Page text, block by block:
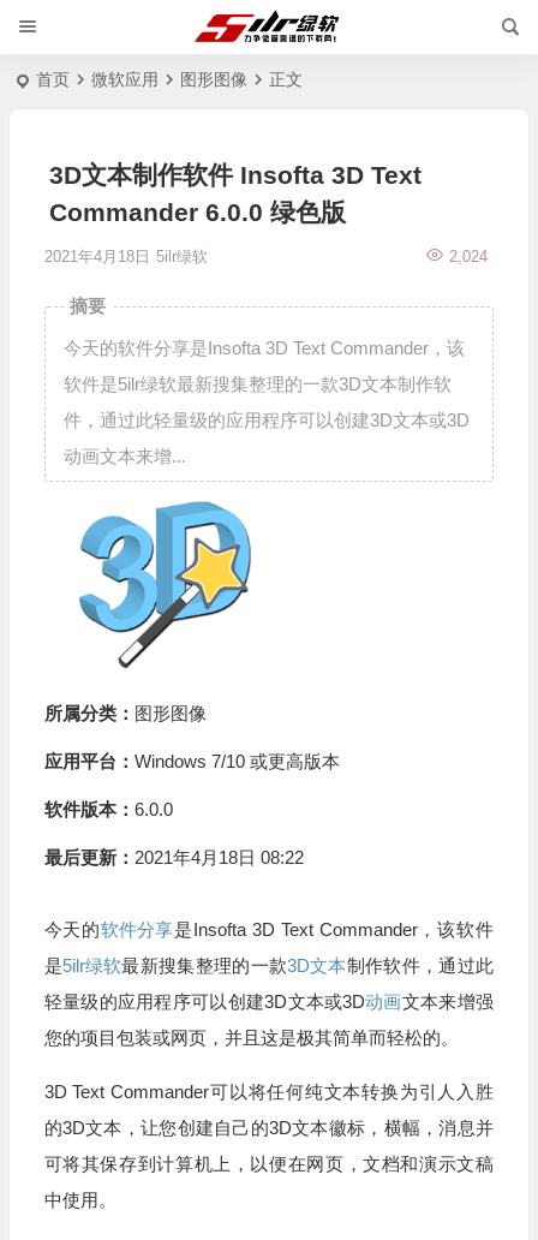
首页 微软应用 图形图像 正文
3D文本制作软件 Insofta 3D Text
Commander 6.0.0 绿色版
2021年4月18日 5ilr绿软 2,024
摘要
今天的软件分享是Insofta 3D Text Commander，该
软件是5ilr绿软最新搜集整理的一款3D文本制作软
件，通过此轻量级的应用程序可以创建3D文本或3D
动画文本来增...
所属分类： 图形图像
应用平台： Windows 7/10 或更高版本
软件版本： 6.0.0
最后更新： 2021年4月18日 08:22
今天的软件分享是Insofta 3D Text Commander，该软件
是5ilr绿软最新搜集整理的一款3D文本制作软件，通过此
轻量级的应用程序可以创建3D文本或3D动画文本来增强
您的项目包装或网页，并且这是极其简单而轻松的。
3D Text Commander可以将任何纯文本转换为引人入胜
的3D文本，让您创建自己的3D文本徽标，横幅，消息并
可将其保存到计算机上，以便在网页，文档和演示文稿
中使用。